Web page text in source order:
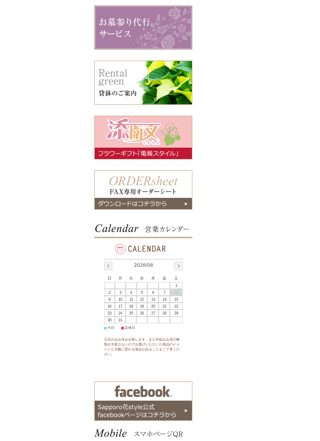
2026/08
日 月 火 水 木 金
土
1
2
3 4 5 6 7
8
9
10 11 12 13 14
15
16
17 18 19 20 21
22
23
24 25 26 27 28
29
30
31
■ 今日 ■ 定休日
元旦のみお休みを致します。また年始はお花の種
類が大変少ないのでお選びいただいた商品のイメ
ージと大幅に変わる場合があることをご了承くだ
さい。